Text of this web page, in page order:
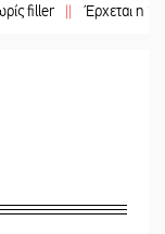
|| Έρχεται η 1η